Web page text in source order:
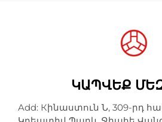
ԿԱՊՎԵՔ
Add: Кինաստուն Ն, 309-րդ